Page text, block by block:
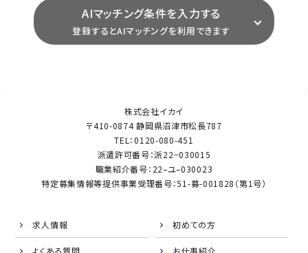
AIマッチング条件を入力する
登録するとAIマッチングを利用できます
株式会社イカイ
〒410-0874 静岡県沼津市松長787
TEL：0120-080-451
派遣許可番号：派22−030015
職業紹介番号：22–ユ–030023
特定募集情報等提供事業受理番号：51-募-001828（第1号）
求人情報 初めての方